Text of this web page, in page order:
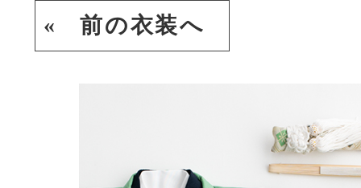
« 前の衣装へ